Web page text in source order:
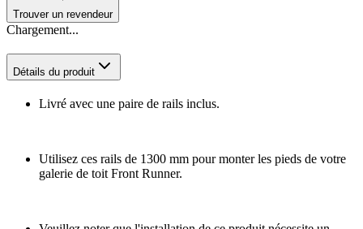
Trouver un revendeur
Chargement...
Détails du produit
Livré avec une paire de rails inclus.
Utilisez ces rails de 1300 mm pour monter les pieds de votre
galerie de toit Front Runner.